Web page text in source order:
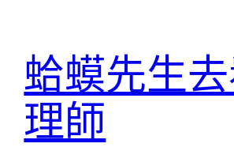
蛤蟆先生
理師